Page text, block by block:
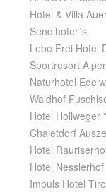
Hotel & Villa
Sendlhofer´s
Lebe Frei Hotel
Sportresort
Naturhotel
Waldhof
Hotel Hollweger
Chaletdorf
Hotel
Hotel Nesslerhof
Impuls Hotel